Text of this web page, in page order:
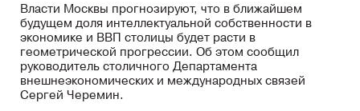
Власти Москвы прогнозируют, что в ближайшем
будущем доля интеллектуальной собственности в
экономике и ВВП столицы будет расти в
геометрической прогрессии. Об этом сообщил
руководитель столичного Департамента
внешнеэкономических и международных связей
Сергей Черемин.